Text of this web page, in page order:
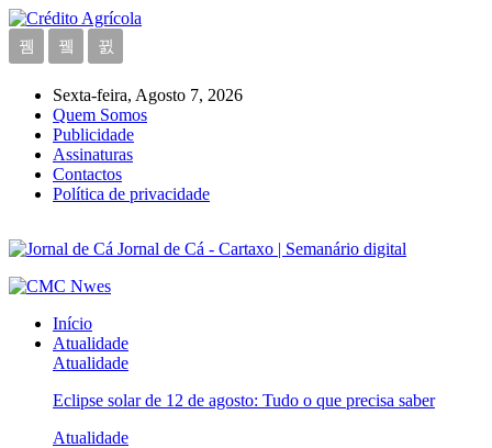
Sexta-feira, Agosto 7, 2026
Quem Somos
Publicidade
Assinaturas
Contactos
Política de privacidade
Jornal de Cá - Cartaxo | Semanário digital
Início
Atualidade
Atualidade
Eclipse solar de 12 de agosto: Tudo o que precisa saber
Atualidade